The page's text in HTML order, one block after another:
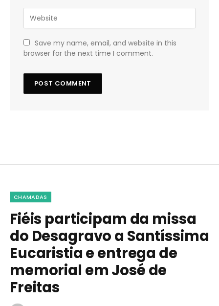
Save my name, email, and website in this
browser for the next time I comment.
CHAMADAS
Fiéis participam da missa
do Desagravo a Santíssima
Eucaristia e entrega de
memorial em José de
Freitas